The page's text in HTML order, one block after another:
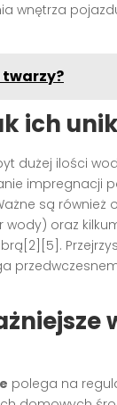
twarzy?
ich
dużej ilości
impregnacji
są
wody) oraz
polega na